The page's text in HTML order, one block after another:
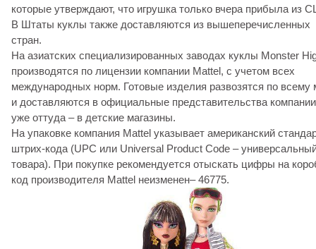
которые утверждают, что игрушка только вчера прибыла из
В Штаты куклы также доставляются из вышеперечисленных
стран.
На азиатских специализированных заводах куклы Monster
производятся по лицензии компании Mattel, с учетом всех
международных норм. Готовые изделия развозятся по всему
и доставляются в официальные представительства
уже оттуда – в детские магазины.
На упаковке компания Mattel указывает американский
штрих-кода (UPC или Universal Product Code –
товара). При покупке рекомендуется отыскать цифры на
код производителя Mattel неизменен– 46775.